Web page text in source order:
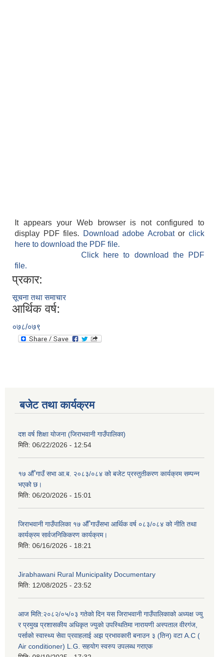
It appears your Web browser is not configured to
display PDF files.
Download adobe Acrobatorclick
here to download the PDF file.
Click here to download the PDF
file.
प्रकार:
सूचना तथा समाचार
आर्थिक वर्ष:
०७८/०७९
बजेट तथा कार्यक्रम
दश वर्ष शिक्षा योजना (जिराभवानी गाउँपालिका)
मिति: 06/22/2026 - 12:54
१७ औँ गाउँ सभा आ.ब. २०८३/०८४ को बजेट प्रस्तुतीकरण कार्यक्रम सम्पन्न
भएको छ।
मिति: 06/20/2026 - 15:01
जिराभवानी गाउँपालिका १७ औँ गाउँसभा आर्थिक वर्ष ०८३/०८४ को नीति तथा
कार्यक्रम सार्वजनिकिकरण कार्यक्रम।
मिति: 06/16/2026 - 18:21
Jirabhawani Rural Municipality Documentary
मिति: 12/08/2025 - 23:52
आज मिति:२०८२/०५/०३ गतेको दिन यस जिराभवानी गाउँपालिकाको अध्यक्ष ज्यु
र प्रमुख प्रशासकीय अधिकृत ज्युको उपस्थितिमा नारायणी अस्पताल वीरगंज,
पर्साको स्वास्थ्य सेवा प्रवाहलाई अझ प्रभावकारी बनाउन ३ (तिन) वटा A.C (
Air conditioner) L.G. सहयाेग स्वरुप उपलब्ध गराएक